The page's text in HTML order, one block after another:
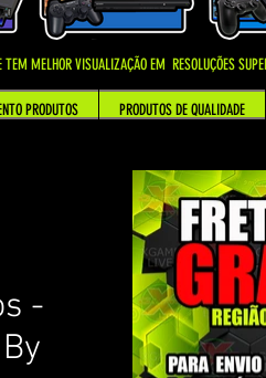
-
MELHOR VISUALIZAÇÃO EM RESOLUÇÕES
PRODUTOS PRODUTOS DE QUALIDADE